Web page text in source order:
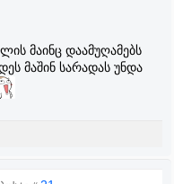
მაინც დაამუღამებს
მაშინ სარადას უნდა